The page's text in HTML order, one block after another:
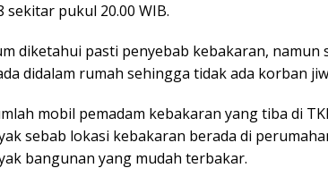
sekitar pukul 20.00 WIB.
diketahui pasti penyebab kebakaran,
didalam rumah sehingga tidak ada korban
mobil pemadam kebakaran yang tiba di
sebab lokasi kebakaran berada di
bangunan yang mudah terbakar.